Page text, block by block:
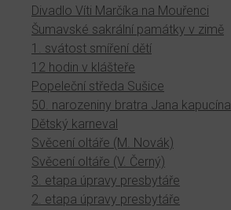
Divadlo Víti Marčíka na Mouřenci
Šumavské sakrální památky v zimě
1. svátost smíření dětí
12 hodin v klášteře
Popeleční středa Sušice
50. narozeniny bratra Jana kapucína
Dětský karneval
Svěcení oltáře (M. Novák)
Svěcení oltáře (V. Černý)
3. etapa úpravy presbytáře
2. etapa úpravy presbytáře